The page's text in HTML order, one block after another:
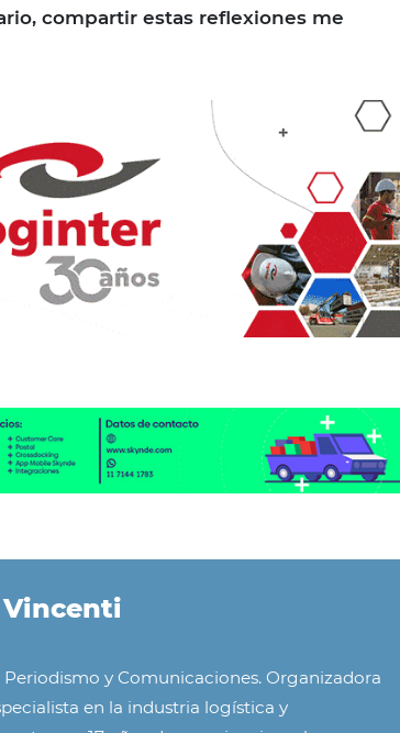
compartir estas reflexiones me
y Comunicaciones. Organizadora
en la industria logística y